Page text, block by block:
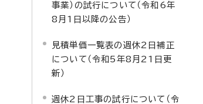
事業）の試行について（令和6年
8月1日以降の公告）
見積単価一覧表の週休2日補正
について（令和5年8月21日更
新）
週休2日工事の試行について（令